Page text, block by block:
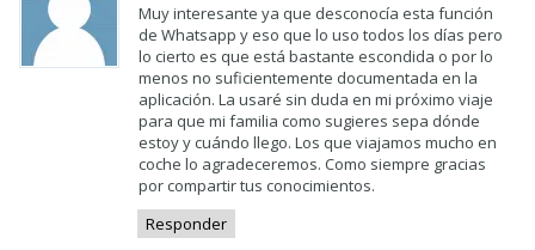
Muy interesante ya que desconocía esta función
de Whatsapp y eso que lo uso todos los días pero
lo cierto es que está bastante escondida o por lo
menos no suficientemente documentada en la
aplicación. La usaré sin duda en mi próximo viaje
para que mi familia como sugieres sepa dónde
estoy y cuándo llego. Los que viajamos mucho en
coche lo agradeceremos. Como siempre gracias
por compartir tus conocimientos.
Responder